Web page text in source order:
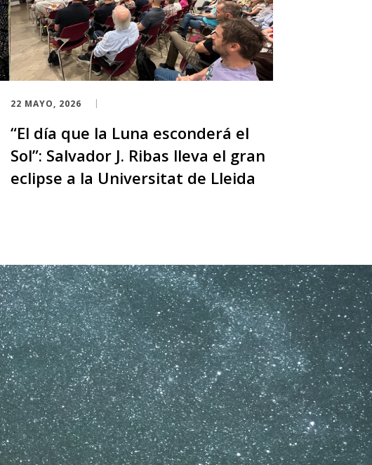
22 MAYO, 2026
“El día que la Luna esconderá el
Sol”: Salvador J. Ribas lleva el gran
eclipse a la Universitat de Lleida